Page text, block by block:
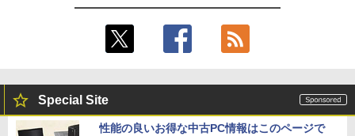
Special Site
性能の良いお得な中古PC情報はこのページで